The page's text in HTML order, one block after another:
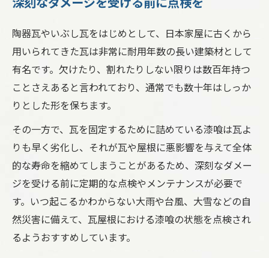
陶器瓦やいぶし瓦をはじめとして、日本家屋に古くから
用いられてきた瓦は非常に耐用年数の長い建築材として
有名です。欠けたり、割れたりしない限りは数百年持つ
ことさえあると言われており、通常でも数十年はしっか
りとした形を保ちます。
その一方で、瓦を固定するために詰めている漆喰は瓦よ
りも早く劣化し、それが瓦や屋根に悪影響を与えて全体
的な寿命を縮めてしまうことがあるため、深刻なダメー
ジを受ける前に定期的な点検やメンテナンスが必要で
す。いつ起こるかわからない大雨や台風、大雪などの自
然災害に備えて、瓦屋根における漆喰の状態を点検され
るようおすすめしています。